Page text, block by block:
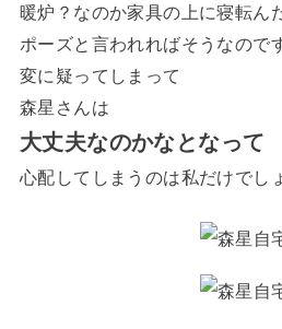
暖炉？なのか家具の上に寝転ん
ポーズと言われればそうなので
変に疑ってしまって
森星さんは
大丈夫なのかなとなって
心配してしまうのは私だけでし